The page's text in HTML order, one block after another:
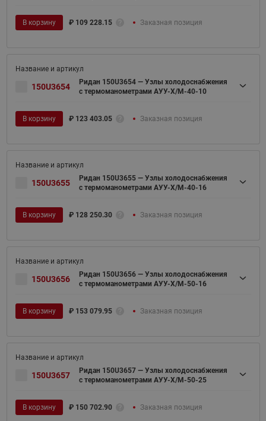
В корзину ₽ 109 228.15 Заказная позиция
150U3654
Ридан 150U3654 — Узлы холодоснабжения
с термоманометрами АУУ-Х/М-40-10
В корзину ₽ 123 403.05 Заказная позиция
150U3655
Ридан 150U3655 — Узлы холодоснабжения
с термоманометрами АУУ-Х/М-40-16
В корзину ₽ 128 250.30 Заказная позиция
150U3656
Ридан 150U3656 — Узлы холодоснабжения
с термоманометрами АУУ-Х/М-50-16
В корзину ₽ 153 079.95 Заказная позиция
150U3657
Ридан 150U3657 — Узлы холодоснабжения
с термоманометрами АУУ-Х/М-50-25
В корзину ₽ 150 702.90 Заказная позиция